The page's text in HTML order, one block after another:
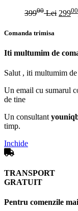
39900Lei 29900
Comanda trimisa
Iti multumim de
Salut , iti multumim de
Un email cu sumarul
de tine
Un consultant
timp.
Inchide
TRANSPORT
GRATUIT
Pentru comenzile